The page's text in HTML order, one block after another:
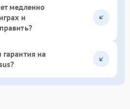
медленно
и
гарантия на